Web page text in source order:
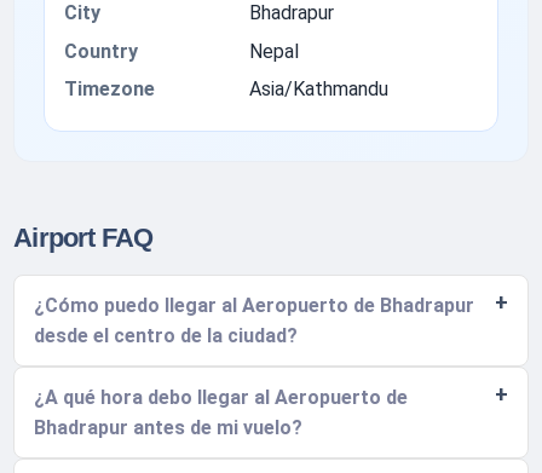
City
Bhadrapur
Country
Nepal
Timezone
Asia/Kathmandu
Airport FAQ
¿Cómo puedo llegar al Aeropuerto de Bhadrapur
desde el centro de la ciudad?
¿A qué hora debo llegar al Aeropuerto de
Bhadrapur antes de mi vuelo?